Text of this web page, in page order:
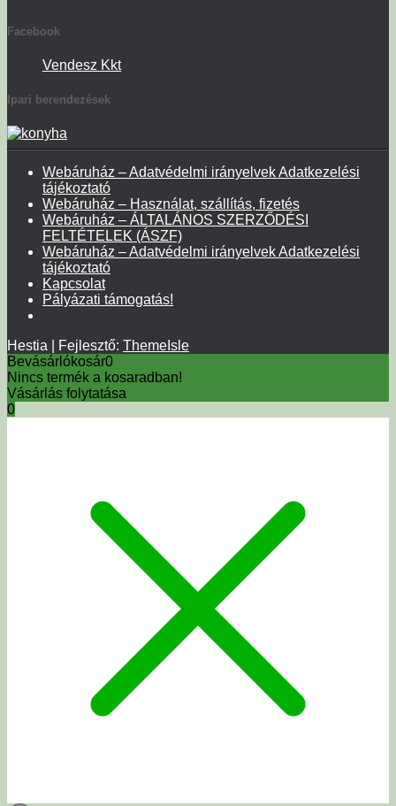
Facebook
Vendesz Kkt
Ipari berendezések
Webáruház – Adatvédelmi irányelvek Adatkezelési
tájékoztató
Webáruház – Használat, szállítás, fizetés
Webáruház – ÁLTALÁNOS SZERZŐDÉSI
FELTÉTELEK (ÁSZF)
Webáruház – Adatvédelmi irányelvek Adatkezelési
tájékoztató
Kapcsolat
Pályázati támogatás!
Hestia | Fejlesztő: ThemeIsle
Bevásárlókosár0
Nincs termék a kosaradban!
Vásárlás folytatása
0